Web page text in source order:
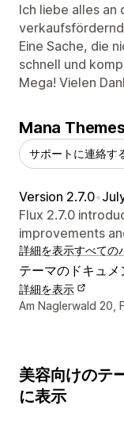
Ich liebe alles an
Eine Sache, die
schnell und
Mega! Vielen
Mana
サポートに連絡す
Version 2.7.0•
Flux 2.7.0
improvements
詳細を表示すべての
テーマのドキュメ
詳細を表示
デザイナーの連絡
Am Naglerwald 20,
美容向けのテ
に表示